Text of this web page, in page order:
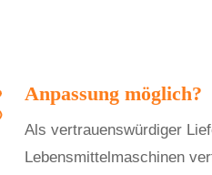
Anpassung möglich?
Als vertrauenswürdiger
Lebensmittelmaschinen